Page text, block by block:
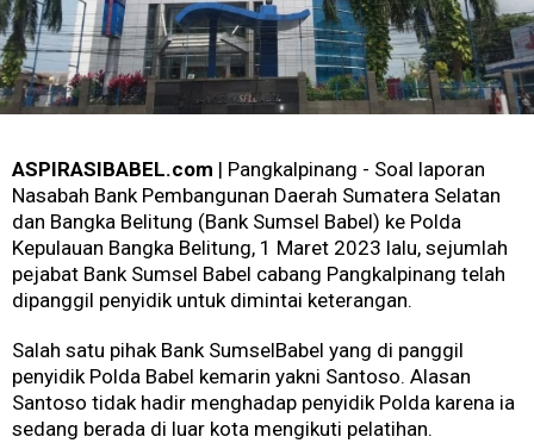
ASPIRASIBABEL.com | Pangkalpinang - Soal laporan
Nasabah Bank Pembangunan Daerah Sumatera Selatan
dan Bangka Belitung (Bank Sumsel Babel) ke Polda
Kepulauan Bangka Belitung, 1 Maret 2023 lalu, sejumlah
pejabat Bank Sumsel Babel cabang Pangkalpinang telah
dipanggil penyidik untuk dimintai keterangan.
Salah satu pihak Bank SumselBabel yang di panggil
penyidik Polda Babel kemarin yakni Santoso. Alasan
Santoso tidak hadir menghadap penyidik Polda karena ia
sedang berada di luar kota mengikuti pelatihan.